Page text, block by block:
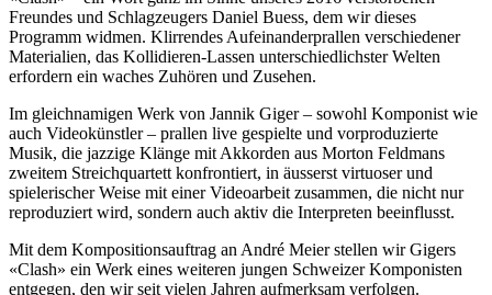
Freundes und Schlagzeugers Daniel Buess, dem wir dieses
Programm widmen. Klirrendes Aufeinanderprallen verschiedener
Materialien, das Kollidieren-Lassen unterschiedlichster Welten
erfordern ein waches Zuhören und Zusehen.
Im gleichnamigen Werk von Jannik Giger – sowohl Komponist wie
auch Videokünstler – prallen live gespielte und vorproduzierte
Musik, die jazzige Klänge mit Akkorden aus Morton Feldmans
zweitem Streichquartett konfrontiert, in äusserst virtuoser und
spielerischer Weise mit einer Videoarbeit zusammen, die nicht nur
reproduziert wird, sondern auch aktiv die Interpreten beeinflusst.
Mit dem Kompositionsauftrag an André Meier stellen wir Gigers
«Clash» ein Werk eines weiteren jungen Schweizer Komponisten
entgegen, den wir seit vielen Jahren aufmerksam verfolgen.